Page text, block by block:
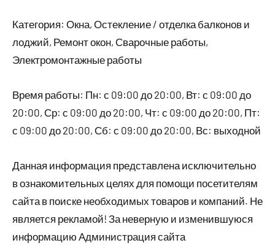
Категория: Окна, Остекление / отделка балконов и
лоджий, Ремонт окон, Сварочные работы,
Электромонтажные работы
Время работы: Пн: с 09:00 до 20:00, Вт: с 09:00 до
20:00, Ср: с 09:00 до 20:00, Чт: с 09:00 до 20:00, Пт:
с 09:00 до 20:00, Сб: с 09:00 до 20:00, Вс: выходной
Данная информация представлена исключительно
в ознакомительных целях для помощи посетителям
сайта в поиске необходимых товаров и компаний. Не
является рекламой! За неверную и изменившуюся
информацию Администрация сайта